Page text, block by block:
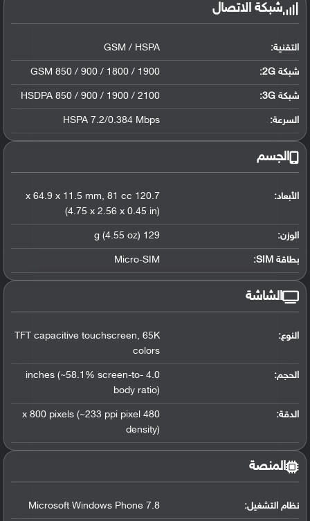
شبكة الاتصال
التقنية: GSM / HSPA
شبكة 2G: GSM 850 / 900 / 1800 / 1900
شبكة 3G :
HSDPA 850 / 900 / 1900 / 2100
السرعة: HSPA 7.2/0.384 Mbps
الجسم
الأبعاد: 120.7 x 64.9 x 11.5 mm
, 81 cc
(4.75 x 2.56 x 0.45 in)
الوزن: 129 g (4.55 oz)
بطاقة SIM: Micro-SIM
الشاشة
النوع: TFT capacitive touchscreen, 65K
colors
الحجم:
4.0 inches (~58.1% screen-to-
body ratio)
الدقة:
480 x 800 pixels (~233 ppi pixel
density)
المنصة
نظام التشغيل:
Microsoft Windows Phone 7.8